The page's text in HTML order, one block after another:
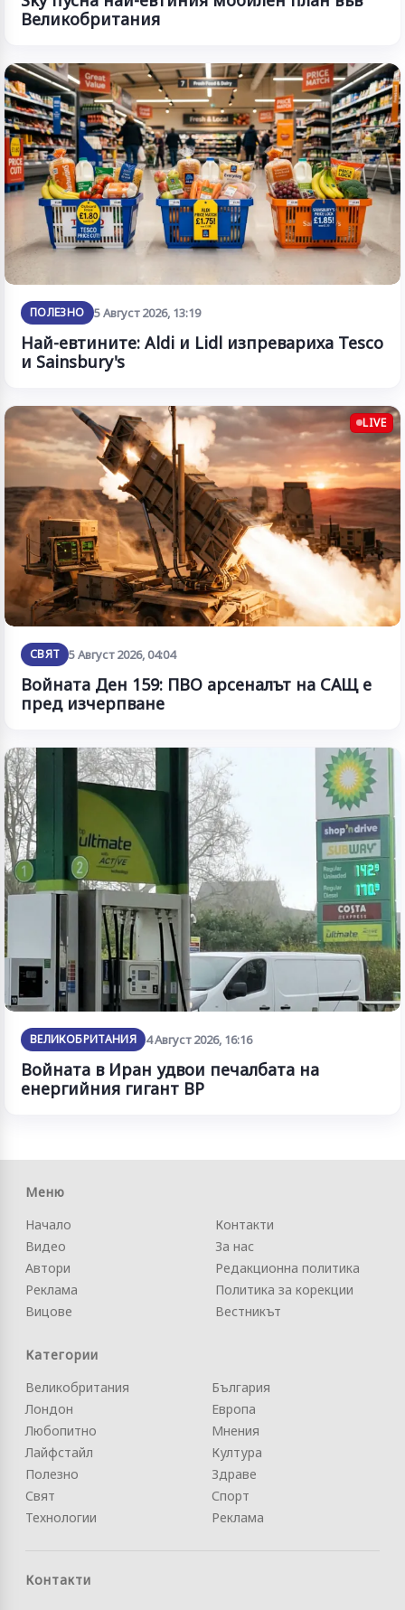
Великобритания
ПОЛЕЗНО 5 Август 2026, 13:19
Най-евтините: Aldi и Lidl изпревариха Tesco
и Sainsbury's
LIVE
СВЯТ 5 Август 2026, 04:04
Войната Ден 159: ПВО арсеналът на САЩ е
пред изчерпване
ВЕЛИКОБРИТАНИЯ 4 Август 2026, 16:16
Войната в Иран удвои печалбата на
енергийния гигант BP
Меню
Начало
Видео
Автори
Реклама
Вицове
Контакти
За нас
Редакционна политика
Политика за корекции
Вестникът
Категории
Великобритания
Лондон
Любопитно
Лайфстайл
Полезно
Свят
Технологии
България
Европа
Мнения
Култура
Здраве
Спорт
Реклама
Контакти